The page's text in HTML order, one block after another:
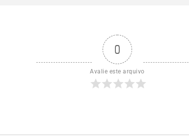
0
Avalie este arquivo